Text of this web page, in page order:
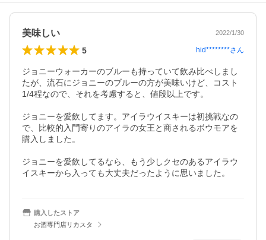
美味しい 2022/1/30
5 hid********さん
ジョニーウォーカーのブルーも持っていて飲み比べしまし
たが、流石にジョニーのブルーの方が美味いけど、コスト
1/4程なので、それを考慮すると、値段以上です。
ジョニーを愛飲してます。アイラウイスキーは初挑戦なの
で、比較的入門寄りのアイラの女王と商されるボウモアを
購入しました。
ジョニーを愛飲してるなら、もう少しクセのあるアイラウ
イスキーから入っても大丈夫だったように思いました。
購入したストア
お酒専門店リカスタ